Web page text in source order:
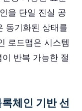
을 단일 진실 공
동기화된 상태를
로드맵은 시스템
반복 가능한 절
체인 기반 선